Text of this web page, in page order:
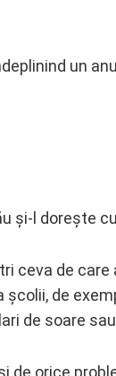
un
și-l dorește
ceva de care
de
de soare
orice